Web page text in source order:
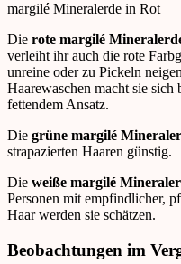
margilé Mineralerde in Rot
Die rote margilé
verleiht ihr auch die rote
unreine oder zu Pickeln
Haarewaschen macht sie
fettendem Ansatz.
Die grüne margilé
strapazierten Haaren günstig.
Die weiße margilé
Personen mit empfindlicher,
Haar werden sie schätzen.
Beobachtungen im